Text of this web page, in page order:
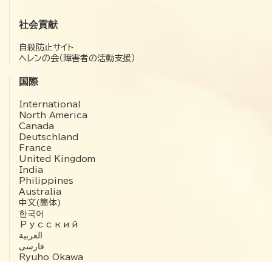
社会貢献
自殺防止サイト
ヘレンの会（障害者の活動支援）
国際
International
North America
Canada
Deutschland
France
United Kingdom
India
Philippines
Australia
中文(簡体)
한국어
Русский
العربية‏
فارسی
Ryuho Okawa